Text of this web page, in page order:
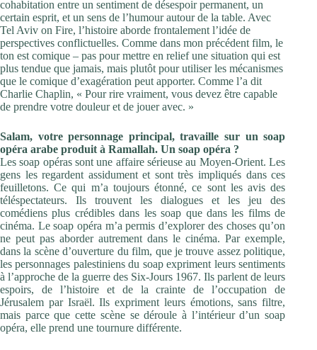
cohabitation entre un sentiment de désespoir permanent, un
certain esprit, et un sens de l’humour autour de la table. Avec
Tel Aviv on Fire, l’histoire aborde frontalement l’idée de
perspectives conflictuelles. Comme dans mon précédent film, le
ton est comique – pas pour mettre en relief une situation qui est
plus tendue que jamais, mais plutôt pour utiliser les mécanismes
que le comique d’exagération peut apporter. Comme l’a dit
Charlie Chaplin, « Pour rire vraiment, vous devez être capable
de prendre votre douleur et de jouer avec. »
Salam, votre personnage principal, travaille sur un soap
opéra arabe produit à Ramallah. Un soap opéra ?
Les soap opéras sont une affaire sérieuse au Moyen-Orient. Les
gens les regardent assidument et sont très impliqués dans ces
feuilletons. Ce qui m’a toujours étonné, ce sont les avis des
téléspectateurs. Ils trouvent les dialogues et les jeu des
comédiens plus crédibles dans les soap que dans les films de
cinéma. Le soap opéra m’a permis d’explorer des choses qu’on
ne peut pas aborder autrement dans le cinéma. Par exemple,
dans la scène d’ouverture du film, que je trouve assez politique,
les personnages palestiniens du soap expriment leurs sentiments
à l’approche de la guerre des Six-Jours 1967. Ils parlent de leurs
espoirs, de l’histoire et de la crainte de l’occupation de
Jérusalem par Israël. Ils expriment leurs émotions, sans filtre,
mais parce que cette scène se déroule à l’intérieur d’un soap
opéra, elle prend une tournure différente.